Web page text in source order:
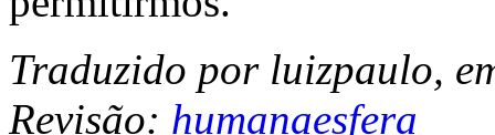
Traduzido por luizpaulo,
Revisão: humanaesfera